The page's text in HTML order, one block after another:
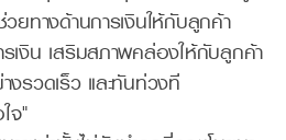
ยทางด้านการเงินให้กับลูกค้า
เงิน เสริมสภาพคล่องให้กับลูกค้า
งรวดเร็ว และทันท่วงที
จ"